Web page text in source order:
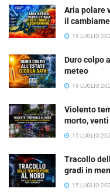
Aria polare
il
19 LUGLIO
Duro colpo
meteo
19 LUGLIO
Violento
morto,
15 LUGLIO
Tracollo
gradi in
15 LUGLIO